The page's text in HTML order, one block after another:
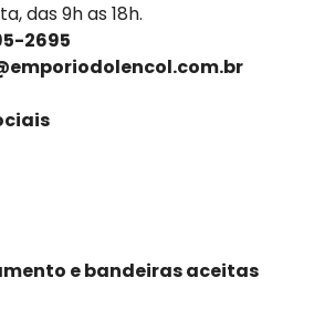
das 9h as 18h.
2695
e bandeiras aceitas